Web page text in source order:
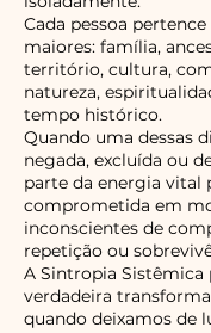
Cada pessoa
maiores: família,
território, cultura,
natureza,
tempo histórico.
Quando uma dessas
negada, excluída ou
parte da energia vital
comprometida em
inconscientes de
repetição ou
A Sintropia Sistêmica
verdadeira
quando deixamos de